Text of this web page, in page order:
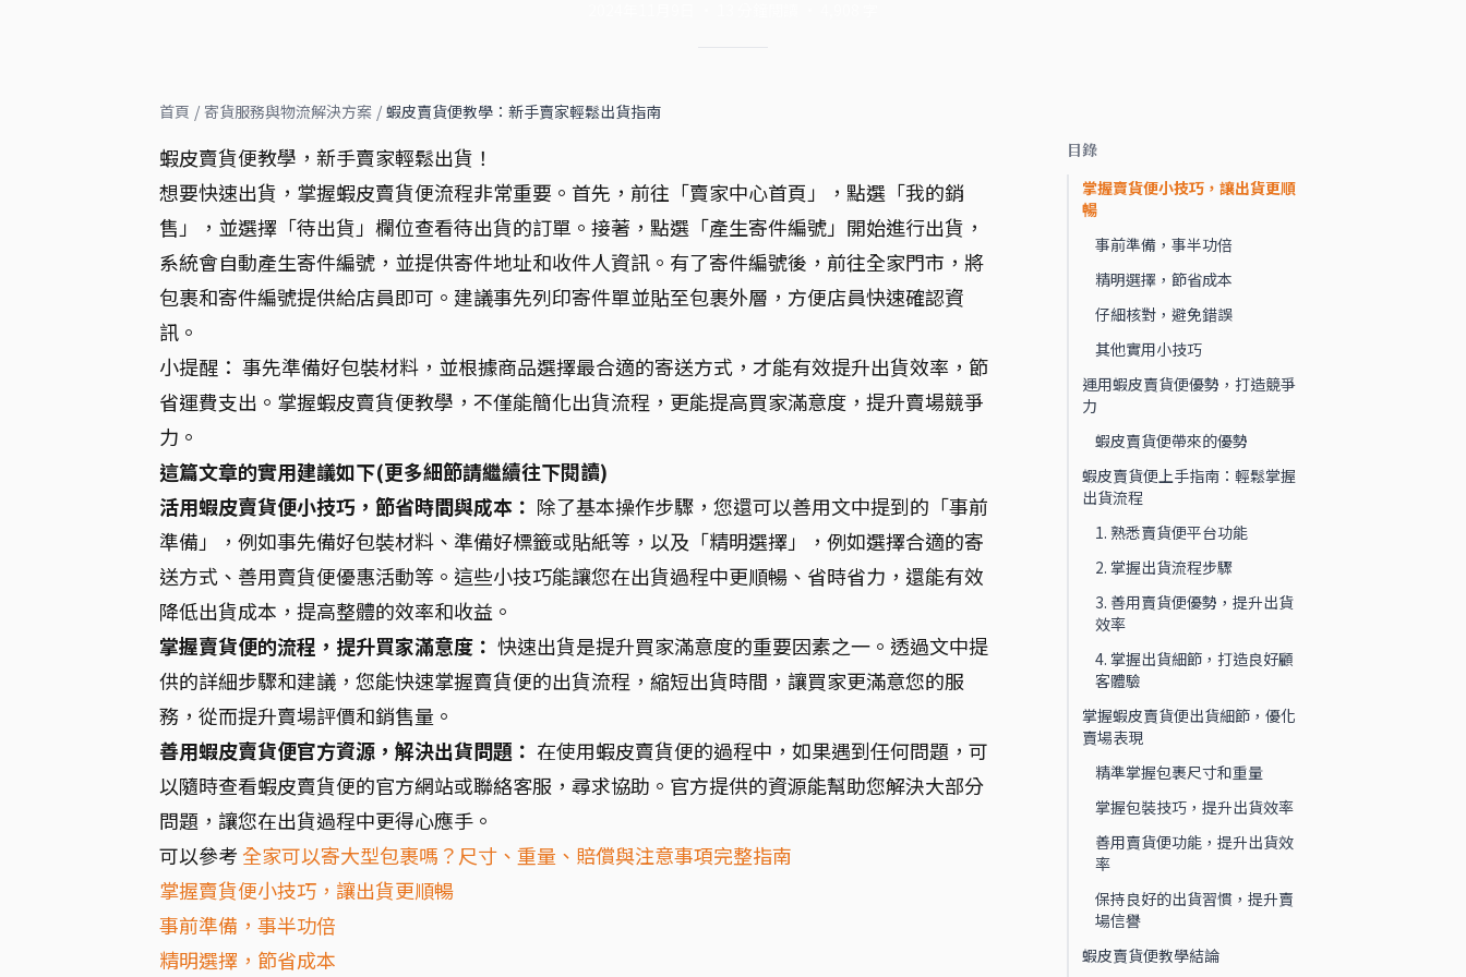
首頁 / 寄貨服務與物流解決方案 / 蝦皮賣貨便教學：新手賣家輕鬆出貨指南
蝦皮賣貨便教學，新手賣家輕鬆出貨！
想要快速出貨，掌握蝦皮賣貨便流程非常重要。首先，前往「賣家中心首頁」，點選「我的銷
售」，並選擇「待出貨」欄位查看待出貨的訂單。接著，點選「產生寄件編號」開始進行出貨，
系統會自動產生寄件編號，並提供寄件地址和收件人資訊。有了寄件編號後，前往全家門市，將
包裹和寄件編號提供給店員即可。建議事先列印寄件單並貼至包裹外層，方便店員快速確認資
訊。
小提醒： 事先準備好包裝材料，並根據商品選擇最合適的寄送方式，才能有效提升出貨效率，節
省運費支出。掌握蝦皮賣貨便教學，不僅能簡化出貨流程，更能提高買家滿意度，提升賣場競爭
力。
這篇文章的實用建議如下(更多細節請繼續往下閱讀)
活用蝦皮賣貨便小技巧，節省時間與成本： 除了基本操作步驟，您還可以善用文中提到的「事前
準備」，例如事先備好包裝材料、準備好標籤或貼紙等，以及「精明選擇」，例如選擇合適的寄
送方式、善用賣貨便優惠活動等。這些小技巧能讓您在出貨過程中更順暢、省時省力，還能有效
降低出貨成本，提高整體的效率和收益。
掌握賣貨便的流程，提升買家滿意度： 快速出貨是提升買家滿意度的重要因素之一。透過文中提
供的詳細步驟和建議，您能快速掌握賣貨便的出貨流程，縮短出貨時間，讓買家更滿意您的服
務，從而提升賣場評價和銷售量。
善用蝦皮賣貨便官方資源，解決出貨問題： 在使用蝦皮賣貨便的過程中，如果遇到任何問題，可
以隨時查看蝦皮賣貨便的官方網站或聯絡客服，尋求協助。官方提供的資源能幫助您解決大部分
問題，讓您在出貨過程中更得心應手。
可以參考 全家可以寄大型包裹嗎？尺寸、重量、賠償與注意事項完整指南
掌握賣貨便小技巧，讓出貨更順暢
事前準備，事半功倍
精明選擇，節省成本
目錄
掌握賣貨便小技巧，讓出貨更順
暢
事前準備，事半功倍
精明選擇，節省成本
仔細核對，避免錯誤
其他實用小技巧
運用蝦皮賣貨便優勢，打造競爭
力
蝦皮賣貨便帶來的優勢
蝦皮賣貨便上手指南：輕鬆掌握
出貨流程
1. 熟悉賣貨便平台功能
2. 掌握出貨流程步驟
3. 善用賣貨便優勢，提升出貨
效率
4. 掌握出貨細節，打造良好顧
客體驗
掌握蝦皮賣貨便出貨細節，優化
賣場表現
精準掌握包裹尺寸和重量
掌握包裝技巧，提升出貨效率
善用賣貨便功能，提升出貨效
率
保持良好的出貨習慣，提升賣
場信譽
蝦皮賣貨便教學結論